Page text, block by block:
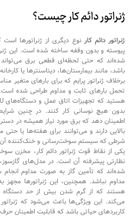
ژنراتور دائم کار چیست؟
ژنراتور دائم کار نوع دیگری از ژنراتورها
پیوسته و بدون وقفه ساخته شده است. این
شده‌اند که حتی لحظه‌ای قطعی برق
باشد، مانند بیمارستان‌ها، دیتاسنترها یا
برخلاف ژنراتور پرایم که برای بارهای متغیر
تحمل بارهای ثابت و مداوم طراحی شده
بدون هیچ نوسانی کار کنند. در چنین
اطمینان دهد که برق مورد نیاز همیشه در
بالایی دارند و می‌توانند برای هفته‌ها یا
شرطی که سیستم سوخت‌رسانی و خنک‌کننده
یکی از نقاط قوت ژنراتور دائم کار، مخزن
نظارتی پیشرفته آن است. در مدل‌های
شده‌اند که تأمین گاز به صورت مداوم
مداوم نباشد. همچنین، این ژنراتورها
هستند که از گرم شدن بیش از حد دستگاه
می‌کند. این ویژگی‌ها باعث می‌شود که ژنراتور
کاربردهای حیاتی باشد که قابلیت اطمینان